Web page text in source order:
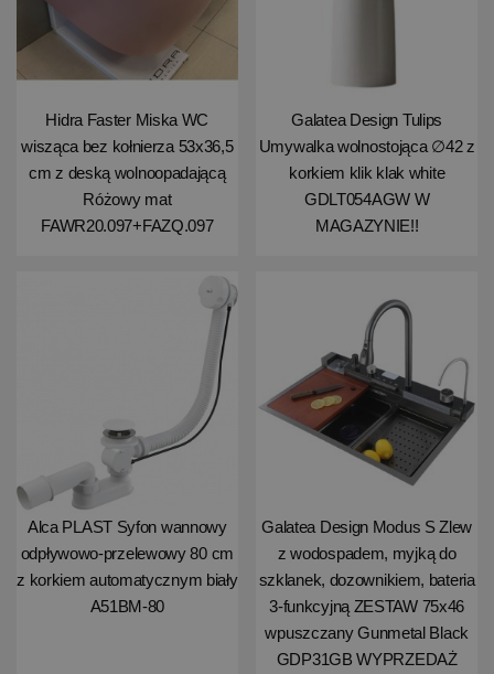
Hidra Faster Miska WC
wisząca bez kołnierza 53x36,5
cm z deską wolnoopadającą
Różowy mat
FAWR20.097+FAZQ.097
Galatea Design Tulips
Umywalka wolnostojąca ∅42 z
korkiem klik klak white
GDLT054AGW W
MAGAZYNIE!!
Alca PLAST Syfon wannowy
odpływowo-przelewowy 80 cm
z korkiem automatycznym biały
A51BM-80
Galatea Design Modus S Zlew
z wodospadem, myjką do
szklanek, dozownikiem, bateria
3-funkcyjną ZESTAW 75x46
wpuszczany Gunmetal Black
GDP31GB WYPRZEDAŻ